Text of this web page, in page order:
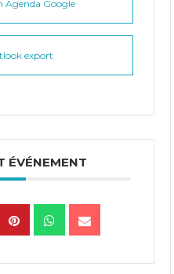
Agenda Google
export
ÉVÉNEMENT